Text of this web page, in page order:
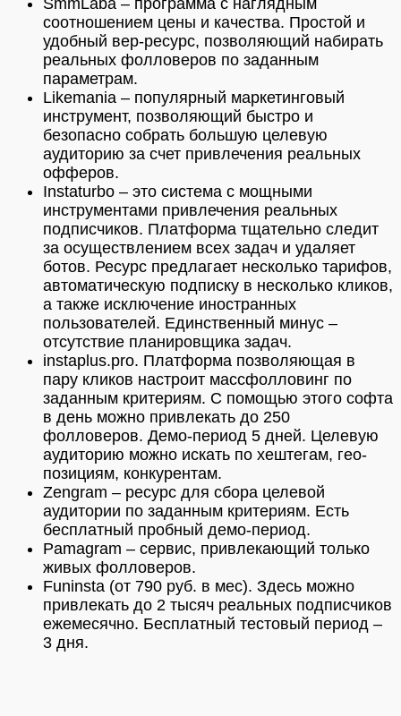
соотношением цены и качества. Простой и
удобный вер-ресурс, позволяющий набирать
реальных фолловеров по заданным
параметрам.
Likemania – популярный маркетинговый
инструмент, позволяющий быстро и
безопасно собрать большую целевую
аудиторию за счет привлечения реальных
офферов.
Instaturbo – это система с мощными
инструментами привлечения реальных
подписчиков. Платформа тщательно следит
за осуществлением всех задач и удаляет
ботов. Ресурс предлагает несколько тарифов,
автоматическую подписку в несколько кликов,
а также исключение иностранных
пользователей. Единственный минус –
отсутствие планировщика задач.
instaplus.pro. Платформа позволяющая в
пару кликов настроит массфолловинг по
заданным критериям. С помощью этого софта
в день можно привлекать до 250
фолловеров. Демо-период 5 дней. Целевую
аудиторию можно искать по хештегам, гео-
позициям, конкурентам.
Zengram – ресурс для сбора целевой
аудитории по заданным критериям. Есть
бесплатный пробный демо-период.
Pamagram – сервис, привлекающий только
живых фолловеров.
Funinsta (от 790 руб. в мес). Здесь можно
привлекать до 2 тысяч реальных подписчиков
ежемесячно. Бесплатный тестовый период –
3 дня.